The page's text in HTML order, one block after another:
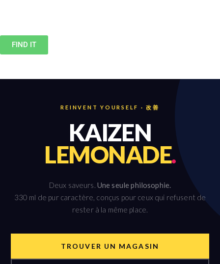
FIND IT
REINVENT YOURSELF · 改善
KAIZEN
LEMONADE.
Deux saveurs. Une seule philosophie.
330 ml de pur caractère, conçus pour ceux qui refusent de
rester à la même place.
TROUVER UN MAGASIN